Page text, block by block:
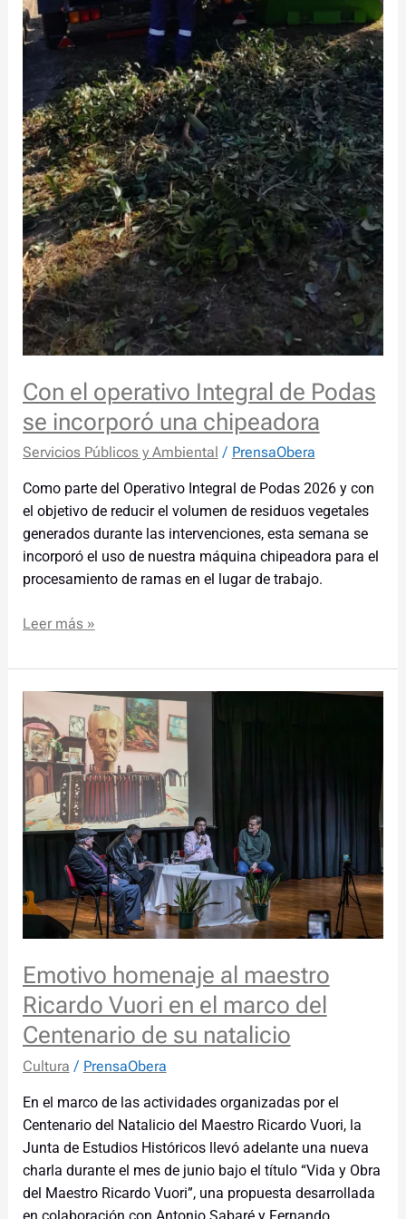
Con el operativo Integral de Podas
se incorporó una chipeadora
Servicios Públicos y Ambiental / PrensaObera
Como parte del Operativo Integral de Podas 2026 y con
el objetivo de reducir el volumen de residuos vegetales
generados durante las intervenciones, esta semana se
incorporó el uso de nuestra máquina chipeadora para el
procesamiento de ramas en el lugar de trabajo.
Leer más »
Emotivo homenaje al maestro
Ricardo Vuori en el marco del
Centenario de su natalicio
Cultura / PrensaObera
En el marco de las actividades organizadas por el
Centenario del Natalicio del Maestro Ricardo Vuori, la
Junta de Estudios Históricos llevó adelante una nueva
charla durante el mes de junio bajo el título “Vida y Obra
del Maestro Ricardo Vuori”, una propuesta desarrollada
en colaboración con Antonio Sabaré y Fernando
Emotivo
homenaje
al
maestro
Ricardo
Vuori
en
marco
del
Centenario
su
natalicio